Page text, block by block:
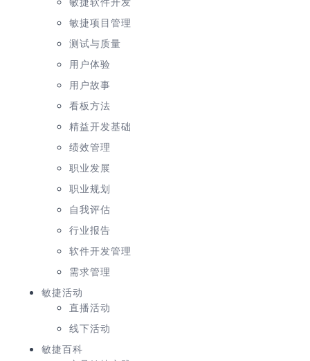
敏捷项目管理
测试与质量
用户体验
用户故事
看板方法
精益开发基础
绩效管理
职业发展
职业规划
自我评估
行业报告
软件开发管理
需求管理
敏捷活动
直播活动
线下活动
敏捷百科